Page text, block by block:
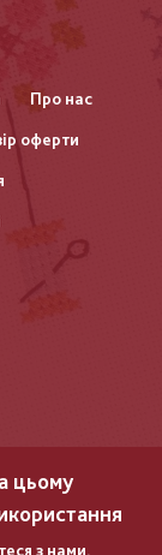
Про нас
оферти
цьому
з нами.